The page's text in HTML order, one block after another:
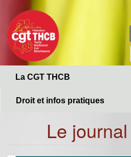
contenu
principal
La CGT THCB
Droit et infos pratiques
Le